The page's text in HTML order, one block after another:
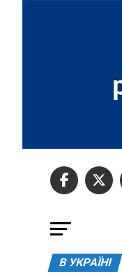
В УКРАЇНІ